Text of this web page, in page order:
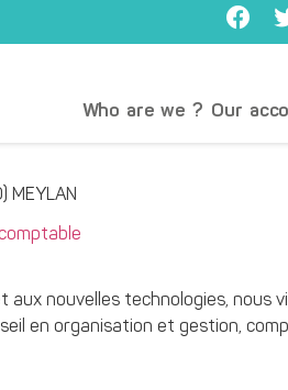
Who are we ? Our
MEYLAN
nouvelles technologies, nous
en organisation et gestion,